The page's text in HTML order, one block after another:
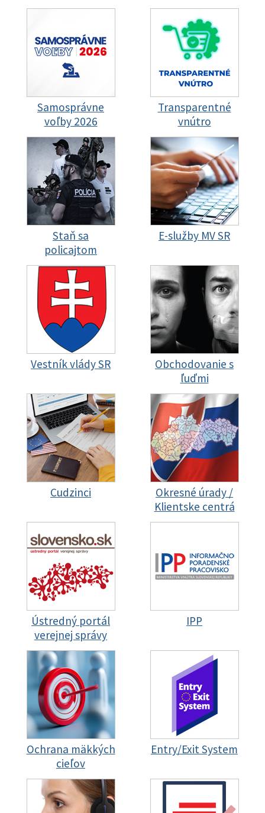
Samosprávne
voľby 2026
Transparentné
vnútro
Staň sa
policajtom
E-služby MV SR
Vestník vlády SR
Obchodovanie s
ľuďmi
Cudzinci
Okresné úrady /
Klientske centrá
Ústredný portál
verejnej správy
IPP
Ochrana mäkkých
cieľov
Entry/Exit System